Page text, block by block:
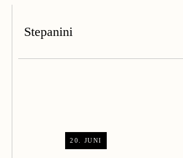
Stepanini
20. JUNI